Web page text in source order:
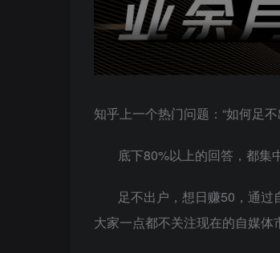
知乎上一个热门问题：“如何足
底下80%以上的回答，都集
足不出户，想日赚50，通
大家一点都不关注现在的自媒体